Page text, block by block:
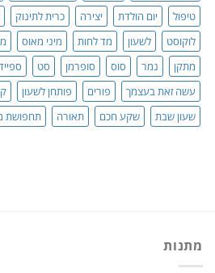
טיפול
יום הולדת יצירה כרית לתינוק
לוקוסט
לשעון מד לחות מיני מאוס
מתקן
נמר סוס סופרמן סט
עשה זאת בעצמך
פורים פותחן לשעון
שעון שבת
שקע חכם תאורה תחפושת
מתנות